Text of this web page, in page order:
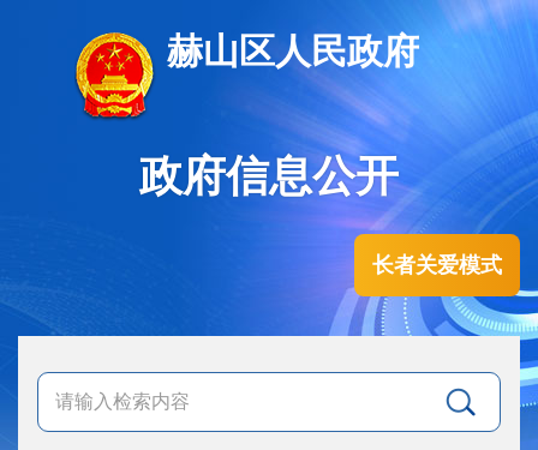
赫山区人民政府
政府信息公开
长者关爱模式